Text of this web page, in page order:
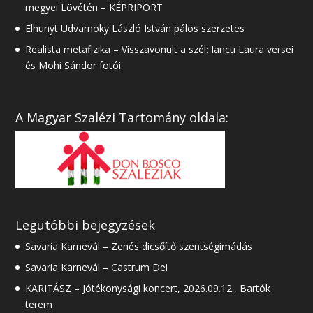
megyei Lövétén – KÉPRIPORT
Elhunyt Udvarnoky László István pálos szerzetes
Realista metafizika – Visszavonult a szél: Iancu Laura versei
és Mohi Sándor fotói
A Magyar Szalézi Tartomány oldala:
Legutóbbi bejegyzések
Savaria Karnevál – Zenés dicsőítő szentségimádás
Savaria Karnevál – Castrum Dei
KARITÁSZ – Jótékonysági koncert, 2026.09.12., Bartók
terem